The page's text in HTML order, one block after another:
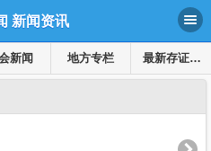
新闻资讯
新闻 地方专栏 最新存证溯源公示